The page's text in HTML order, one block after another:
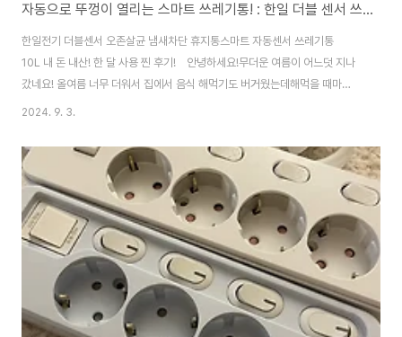
자동으로 뚜껑이 열리는 스마트 쓰레기통! : 한일 더블 센서 쓰레기통
한일전기 더블센서 오존살균 냄새차단 휴지통스마트 자동센서 쓰레기통
10L 내 돈 내산! 한 달 사용 찐 후기! 안녕하세요!무더운 여름이 어느덧 지나
갔네요! 올여름 너무 더워서 집에서 음식 해먹기도 버거웠는데해먹을 때마
다 나오는 자잘한 쓰레기들,,완전 날파리와의 전쟁이었죠 네네,,,ㅋㅋ 집에서
자꾸 냄새는 올라고오, 뚜껑 위에 묵직한 걸 하나 받쳐놓고 쓰자니너무 불편해
서 이 기회에 매번 고장 나기만을 바랐던 사람처럼?ㅋㅋ쓰레기통을 구매해 버
렸습니다!참고로 약간의 핑크 덕후 이기에,,,ㅋㅋ 과감히 핑크로 선택했쥬 ㅋ
ㅋ 근데 뭐야 너무 이쁜 베이핑크자나!!! 위의 사진이 색감이 실물과 그나마 비
슷합니당 >. 쓰레기통..
2024. 9. 3.